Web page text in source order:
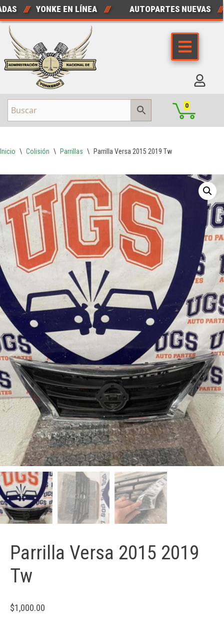
Saltar
al
contenido
/// YONKE EN LÍNEA /// AUTOPARTES NUEVAS ///
0
Inicio \ Colisión \ Parrillas \ Parrilla Versa 2015 2019 Tw
Parrilla Versa 2015 2019
Tw
$1,000.00